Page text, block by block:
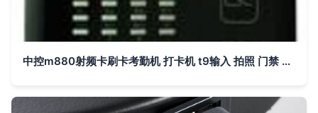
中控m880射频卡刷卡考勤机 打卡机 t9输入 拍照 门禁 网络 u盘价格 厂家 图片